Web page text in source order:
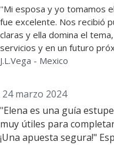
"Mi esposa y yo tomamos
fue excelente. Nos recibió
claras y ella domina el
servicios y en un futuro
J.L.Vega - Mexico
24 marzo 2024
"Elena es una guía
muy útiles para
¡Una apuesta segura!"